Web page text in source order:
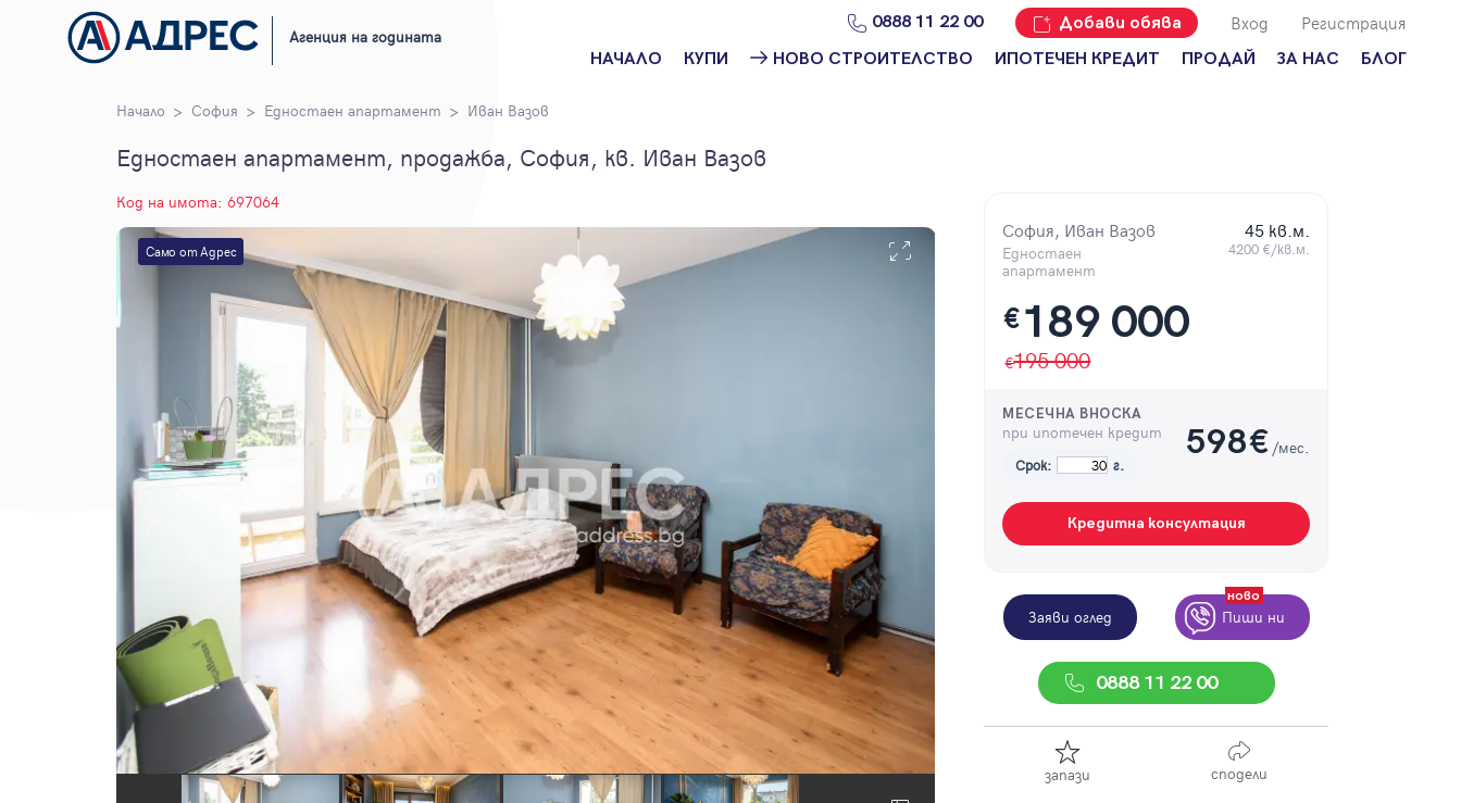
Агенция на годината
0888 11 22 00 Добави обява Вход Регистрация
НАЧАЛО КУПИ
Защо да купя
НОВО СТРОИТЕЛСТВО ИПОТЕЧЕН КРЕДИТ ПРОДАЙ ЗА НАС
Мениджмънт
БЛОГ
Начало София Едностаен апартамент Иван Вазов
Едностаен апартамент, продажба, София, кв. Иван Вазов
Код на имота: 697064
Само от Адрес
София, Иван Вазов
Едностаен
апартамент
45 кв.м.
4200 €/кв.м.
€189 000
195 000
МЕСЕЧНА ВНОСКА
при ипотечен кредит
Срок: г.
598€ /мес.
Кредитна консултация
Заяви оглед Пиши ни
ново
0888 11 22 00
запази сподели